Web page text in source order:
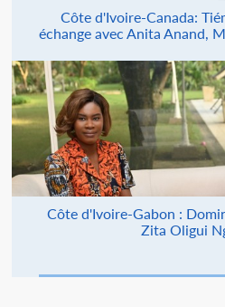
Côte d'Ivoire-Canada:
échange avec Anita Anand,
Côte d'Ivoire-Gabon :
Zita Oligui